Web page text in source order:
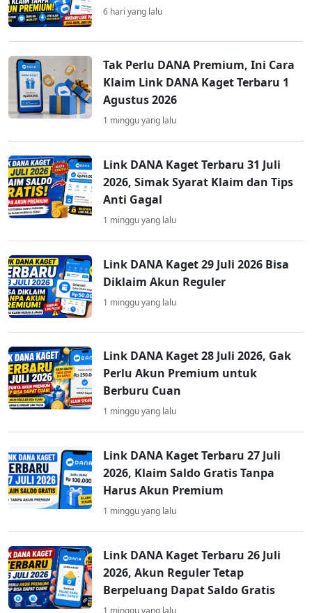
6 hari yang lalu
Tak Perlu DANA Premium, Ini Cara
Klaim Link DANA Kaget Terbaru 1
Agustus 2026
1 minggu yang lalu
Link DANA Kaget Terbaru 31 Juli
2026, Simak Syarat Klaim dan Tips
Anti Gagal
1 minggu yang lalu
Link DANA Kaget 29 Juli 2026 Bisa
Diklaim Akun Reguler
1 minggu yang lalu
Link DANA Kaget 28 Juli 2026, Gak
Perlu Akun Premium untuk
Berburu Cuan
1 minggu yang lalu
Link DANA Kaget Terbaru 27 Juli
2026, Klaim Saldo Gratis Tanpa
Harus Akun Premium
1 minggu yang lalu
Link DANA Kaget Terbaru 26 Juli
2026, Akun Reguler Tetap
Berpeluang Dapat Saldo Gratis